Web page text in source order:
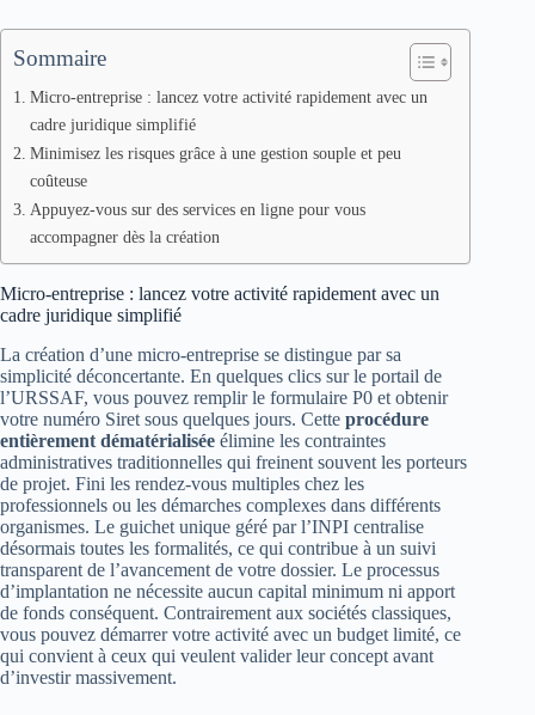
Sommaire
Micro-entreprise : lancez votre activité rapidement avec un
cadre juridique simplifié
Minimisez les risques grâce à une gestion souple et peu
coûteuse
Appuyez-vous sur des services en ligne pour vous
accompagner dès la création
Micro-entreprise : lancez votre activité rapidement avec un
cadre juridique simplifié
La création d’une micro-entreprise se distingue par sa
simplicité déconcertante. En quelques clics sur le portail de
l’URSSAF, vous pouvez remplir le formulaire P0 et obtenir
votre numéro Siret sous quelques jours. Cette procédure
entièrement dématérialisée élimine les contraintes
administratives traditionnelles qui freinent souvent les porteurs
de projet. Fini les rendez-vous multiples chez les
professionnels ou les démarches complexes dans différents
organismes. Le guichet unique géré par l’INPI centralise
désormais toutes les formalités, ce qui contribue à un suivi
transparent de l’avancement de votre dossier. Le processus
d’implantation ne nécessite aucun capital minimum ni apport
de fonds conséquent. Contrairement aux sociétés classiques,
vous pouvez démarrer votre activité avec un budget limité, ce
qui convient à ceux qui veulent valider leur concept avant
d’investir massivement.